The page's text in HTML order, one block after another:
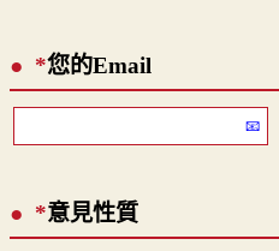
*您的Email
*意見性質